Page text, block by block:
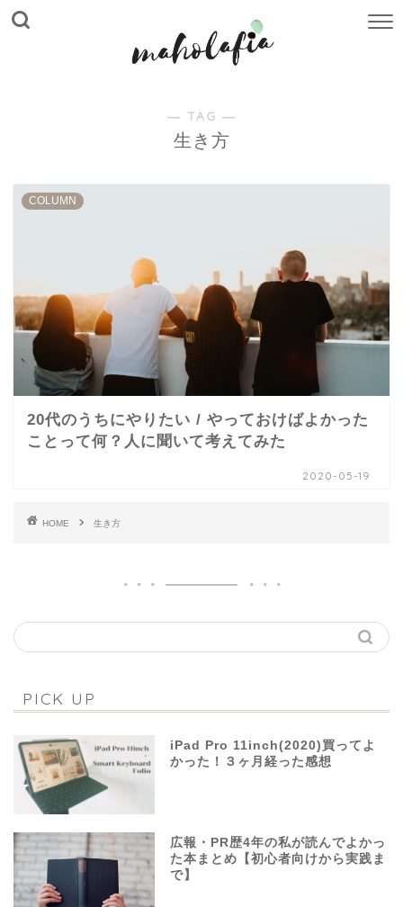
― TAG ―
生き方
COLUMN
20代のうちにやりたい / やっておけばよかった
ことって何？人に聞いて考えてみた
2020-05-19
HOME 生き方
PICK UP
iPad Pro 11inch(2020)買ってよ
かった！３ヶ月経った感想
広報・PR歴4年の私が読んでよかっ
た本まとめ【初心者向けから実践ま
で】